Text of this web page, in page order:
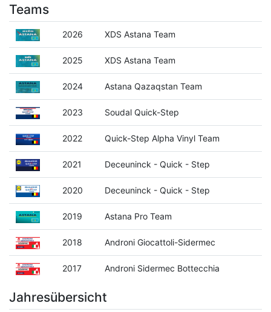
Teams
2026 XDS Astana Team
2025 XDS Astana Team
2024 Astana Qazaqstan Team
2023 Soudal Quick-Step
2022 Quick-Step Alpha Vinyl Team
2021 Deceuninck - Quick - Step
2020 Deceuninck - Quick - Step
2019 Astana Pro Team
2018 Androni Giocattoli-Sidermec
2017 Androni Sidermec Bottecchia
Jahresübersicht